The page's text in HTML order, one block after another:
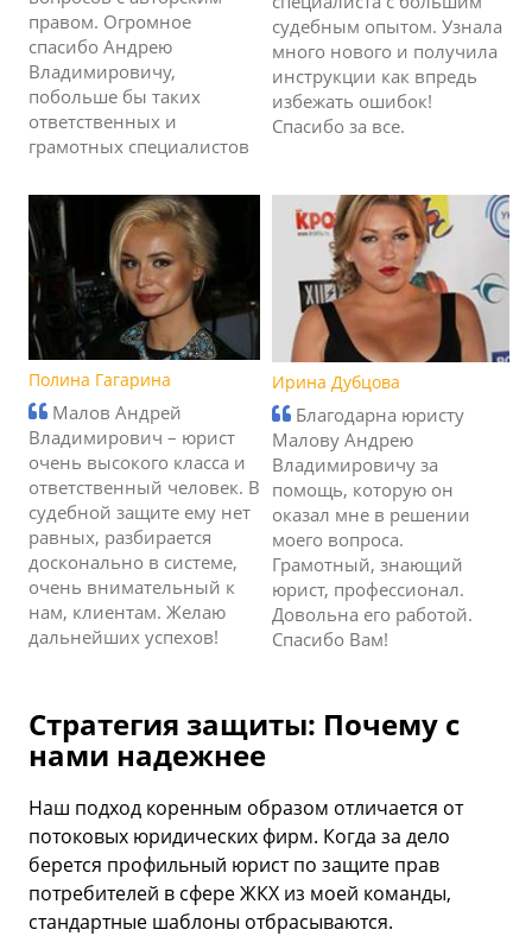
правом. Огромное
спасибо Андрею
Владимировичу,
побольше бы таких
ответственных и
грамотных специалистов
судебным опытом. Узнала
много нового и получила
инструкции как впредь
избежать ошибок!
Спасибо за все.
Полина Гагарина
Малов Андрей
Владимирович – юрист
очень высокого класса и
ответственный человек. В
судебной защите ему нет
равных, разбирается
досконально в системе,
очень внимательный к
нам, клиентам. Желаю
дальнейших успехов!
Ирина Дубцова
Благодарна юристу
Малову Андрею
Владимировичу за
помощь, которую он
оказал мне в решении
моего вопроса.
Грамотный, знающий
юрист, профессионал.
Довольна его работой.
Спасибо Вам!
Стратегия защиты: Почему с
нами надежнее
Наш подход коренным образом отличается от
потоковых юридических фирм. Когда за дело
берется профильный юрист по защите прав
потребителей в сфере ЖКХ из моей команды,
стандартные шаблоны отбрасываются.